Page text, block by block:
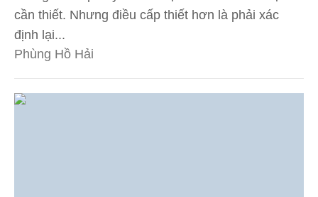
cần thiết. Nhưng điều cấp thiết hơn là phải xác
định lại...
Phùng Hồ Hải